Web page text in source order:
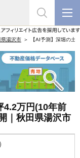
県湯沢市 【AI予測】深堀の
4.2万円(10年前
｜秋田県湯沢市